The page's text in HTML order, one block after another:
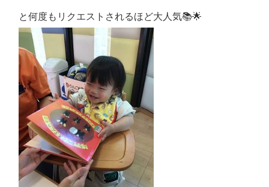
と何度もリクエストされるほど大人気📚🌟